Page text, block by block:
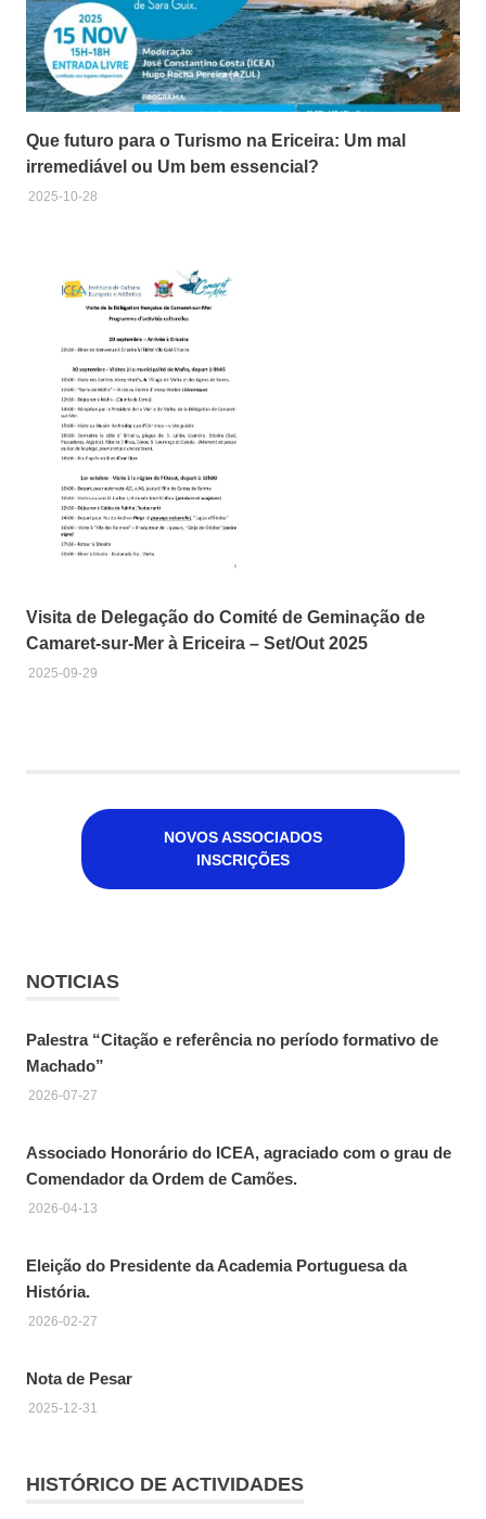
Que futuro para o Turismo na Ericeira: Um mal
irremediável ou Um bem essencial?
2025-10-28
Visita de Delegação do Comité de Geminação de
Camaret-sur-Mer à Ericeira – Set/Out 2025
2025-09-29
NOVOS ASSOCIADOS
INSCRIÇÕES
NOTICIAS
Palestra “Citação e referência no período formativo de
Machado”
2026-07-27
Associado Honorário do ICEA, agraciado com o grau de
Comendador da Ordem de Camões.
2026-04-13
Eleição do Presidente da Academia Portuguesa da
História.
2026-02-27
Nota de Pesar
2025-12-31
HISTÓRICO DE ACTIVIDADES